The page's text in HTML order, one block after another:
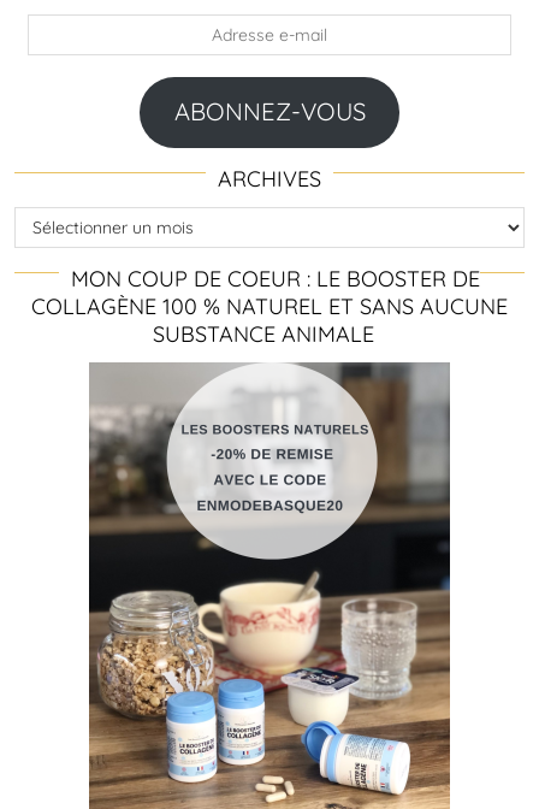
e-
ABONNEZ-VOUS
ARCHIVES
Archives
MON COUP DE COEUR : LE BOOSTER DE
COLLAGÈNE 100 % NATUREL ET SANS AUCUNE
SUBSTANCE ANIMALE